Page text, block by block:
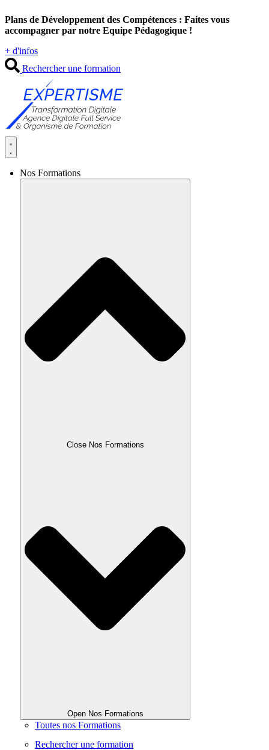
au
contenu
Plans de Développement des Compétences : Faites vous
accompagner par notre Equipe Pédagogique !
+ d'infos
Rechercher une formation
Nos Formations
Close Nos Formations
Open Nos Formations
Toutes nos Formations
Rechercher une formation